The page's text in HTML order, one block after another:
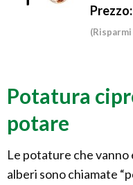
Prezzo:
Potatura
potare
Le potature che
alberi sono chiamate